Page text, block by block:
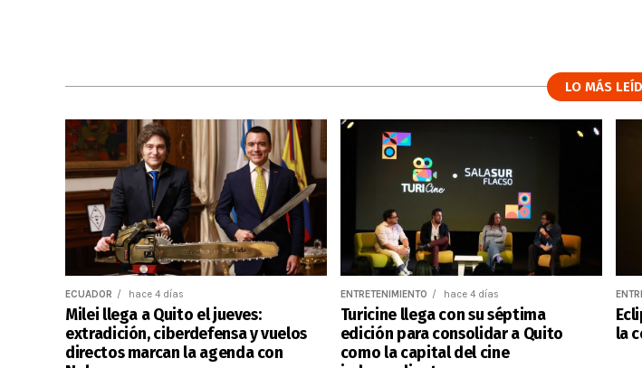
LO MÁS
ECUADOR hace 4 días
Milei llega a Quito el jueves:
extradición, ciberdefensa y vuelos
directos marcan la agenda con
ENTRETENIMIENTO hace 4 días
Turicine llega con su séptima
edición para consolidar a Quito
como la capital del cine
la